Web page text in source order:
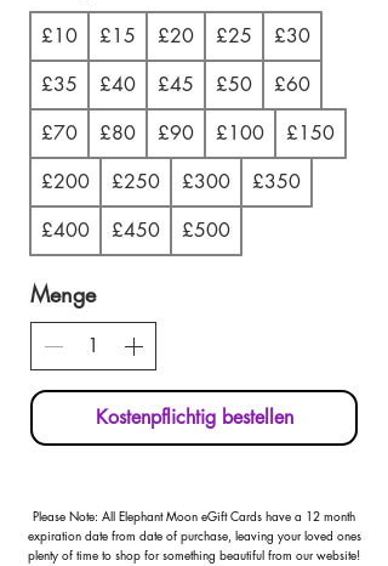
£10 £15 £20 £25
£30
£35
£40 £45 £50
£60
£70
£80 £90 £100
£150
£200
£250 £300
£350
£400
£450 £500
Menge
Kostenpflichtig bestellen
Please Note: All Elephant Moon eGift Cards have a 12 month
expiration date from date of purchase, leaving your loved ones
plenty of time to shop for something beautiful from our website!